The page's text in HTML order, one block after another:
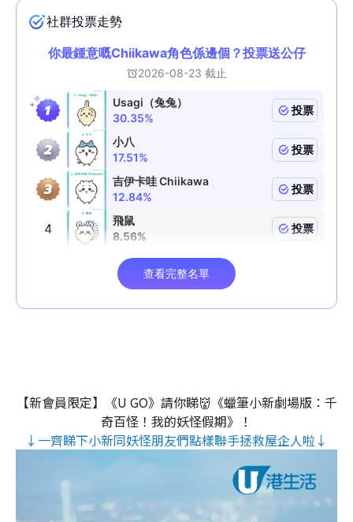
【新會員限定】《U GO》請你睇👹《蠟筆小新劇場版：千
奇百怪！我的妖怪假期》！
↓一齊睇下小新同妖怪朋友們點樣聯手拯救屋企人啦↓